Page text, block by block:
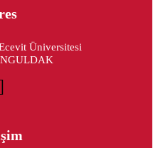
Üniversitesi